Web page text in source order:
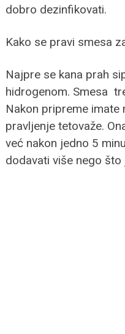
dobro dezinfikovati.
Kako se pravi smesa
Najpre se kana prah
hidrogenom. Smesa
Nakon pripreme imate
pravljenje tetovaže.
već nakon jedno 5
dodavati više nego što